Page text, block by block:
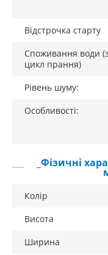
Відстрочка старту
Споживання води
цикл прання)
Рівень шуму:
Особливості:
_Фізичні
Колір
Висота
Ширина